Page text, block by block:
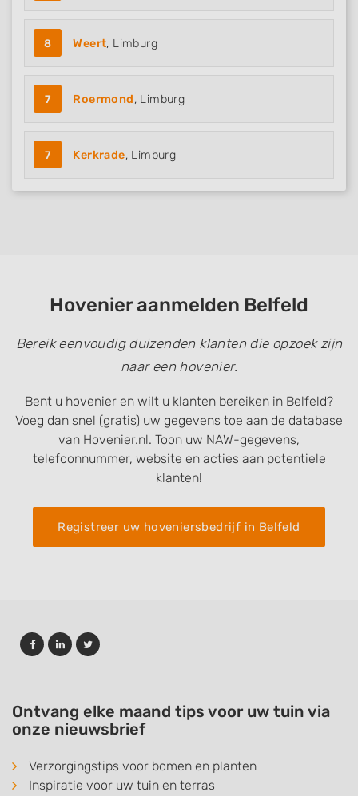
8 Weert, Limburg
7 Roermond, Limburg
7 Kerkrade, Limburg
Hovenier aanmelden Belfeld
Bereik eenvoudig duizenden klanten die opzoek zijn
naar een hovenier.
Bent u hovenier en wilt u klanten bereiken in Belfeld?
Voeg dan snel (gratis) uw gegevens toe aan de database
van Hovenier.nl. Toon uw NAW-gegevens,
telefoonnummer, website en acties aan potentiele
klanten!
Registreer uw hoveniersbedrijf in Belfeld
Ontvang elke maand tips voor uw tuin via
onze nieuwsbrief
Verzorgingstips voor bomen en planten
Inspiratie voor uw tuin en terras